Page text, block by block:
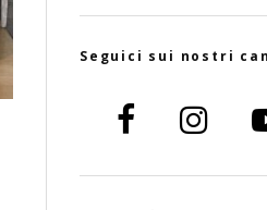
Seguici sui nostri